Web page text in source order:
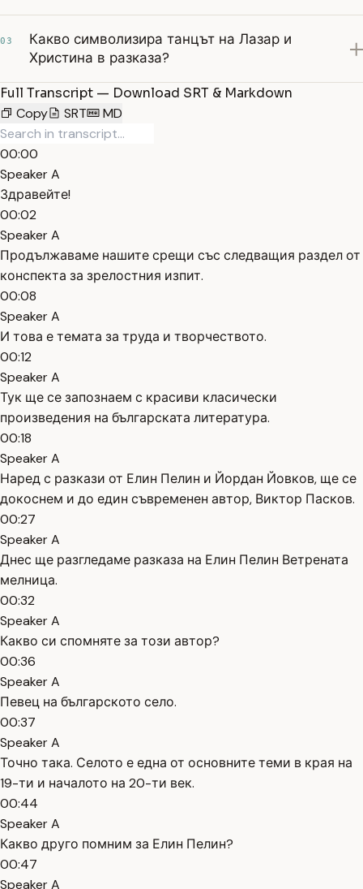
03
Какво символизира танцът на Лазар и
Христина в разказа?
Full Transcript — Download SRT & Markdown
Copy
SRT MD
00:00
Speaker A
Здравейте!
00:02
Speaker A
Продължаваме нашите срещи със следващия раздел от
конспекта за зрелостния изпит.
00:08
Speaker A
И това е темата за труда и творчеството.
00:12
Speaker A
Тук ще се запознаем с красиви класически
произведения на българската литература.
00:18
Speaker A
Наред с разкази от Елин Пелин и Йордан Йовков, ще се
докоснем и до един съвременен автор, Виктор Пасков.
00:27
Speaker A
Днес ще разгледаме разказа на Елин Пелин Ветрената
мелница.
00:32
Speaker A
Какво си спомняте за този автор?
00:36
Speaker A
Певец на българското село.
00:37
Speaker A
Точно така. Селото е една от основните теми в края на
19-ти и началото на 20-ти век.
00:44
Speaker A
Какво друго помним за Елин Пелин?
00:47
Speaker A